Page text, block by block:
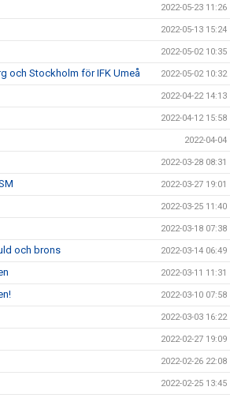
2022-05-23 11:26
2022-05-13 15:24
2022-05-02 10:35
och Stockholm för IFK Umeå 2022-05-02 10:32
2022-04-22 14:13
2022-04-12 15:58
2022-04-04
2022-03-28 08:31
2022-03-27 19:01
2022-03-25 11:40
2022-03-18 07:38
och brons 2022-03-14 06:49
2022-03-11 11:31
2022-03-10 07:58
2022-03-03 16:22
2022-02-27 19:09
2022-02-26 22:08
2022-02-25 13:45